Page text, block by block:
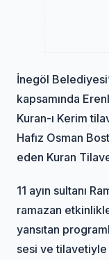
İnegöl
kapsamında
Kuran-ı Kerim
Hafız Osman
eden Kuran
11 ayın sultanı
ramazan
yansıtan
sesi ve tilavetiyle